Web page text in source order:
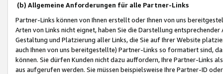
(b) Allgemeine Anforderungen für alle Partner-Links
Partner-Links können von Ihnen erstellt oder Ihnen von uns
Arten von Links nicht eignet, haben Sie die Darstellung
Gestaltung und Platzierung aller Links, die Sie auf Ihrer Website
auch Ihnen von uns bereitgestellte) Partner-Links so formatiert sind,
können. Sie dürfen Kunden nicht dazu auffordern, Ihre Partner-Links
aus aufgerufen werden. Sie müssen beispielsweise Ihre Partner-ID